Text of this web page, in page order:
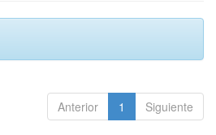
Anterior 1 Siguiente